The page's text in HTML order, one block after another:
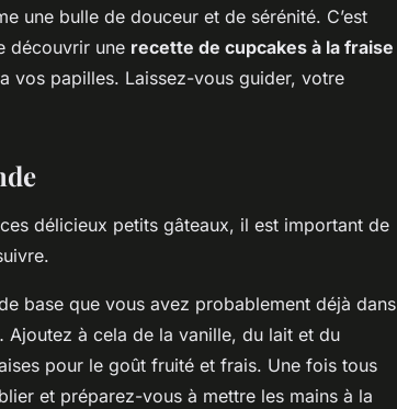
une bulle de douceur et de sérénité. C’est
découvrir une recette de cupcakes à la fraise
vos papilles. Laissez-vous guider, votre
délicieux petits gâteaux, il est important de
base que vous avez probablement déjà dans
à cela de la vanille, du lait et du
pour le goût fruité et frais. Une fois tous
et préparez-vous à mettre les mains à la